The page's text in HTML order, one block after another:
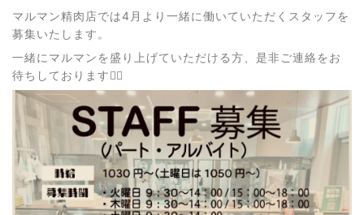
マルマン精肉店では4月より一緒に働いていただくスタッフを
募集いたします。
一緒にマルマンを盛り上げていただける方、是非ご連絡をお
待ちしております💁‍♀️